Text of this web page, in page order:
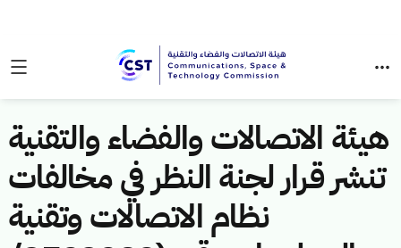
هيئة الاتصالات والفضاء والتقنية
تنشر قرار لجنة النظر في مخالفات
نظام الاتصالات وتقنية